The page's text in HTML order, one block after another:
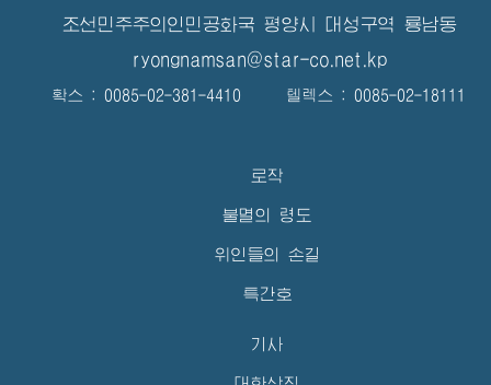
조선민주주의인민공화국 평양시 대성구역 룡남동
ryongnamsan@star-co.net.kp
확스 : 0085-02-381-4410 텔렉스 : 0085-02-18111
로작
불멸의 령도
위인들의 손길
특간호
기사